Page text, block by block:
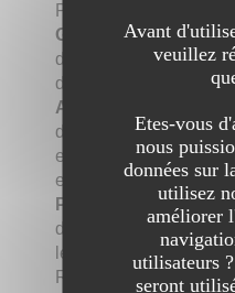
Pourquoi nous choisir ?
Garantie de Qualité:
d'honneur à offrir des
durabilité et
Approche Axée sur le
dévouée est là pour
exceptionnel et vous
expérience d'achat.
Passion pour la
de cuisine, nous
les bons outils dans la
Rejoignez la
Avant
veuillez
Etes-vous
nous
données sur
utilisez
améliorer
utilisateurs
seront